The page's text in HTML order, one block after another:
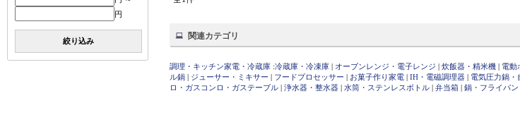
円
絞り込み 関連カテゴリ
調理・キッチン家電・冷蔵庫 :冷蔵庫・冷凍庫 | オーブンレンジ・電子レンジ | 炊飯器・精米機 | 電動
ル鍋 | ジューサー・ミキサー | フードプロセッサー | お菓子作り家電 | IH・電磁調理器 | 電気圧力鍋・
ロ・ガスコンロ・ガステーブル | 浄水器・整水器 | 水筒・ステンレスボトル | 弁当箱 | 鍋・フライパン